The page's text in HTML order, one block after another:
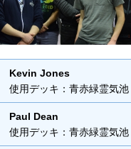
Kevin Jones
使用デッキ：青赤緑霊気池
Paul Dean
使用デッキ：青赤緑霊気池